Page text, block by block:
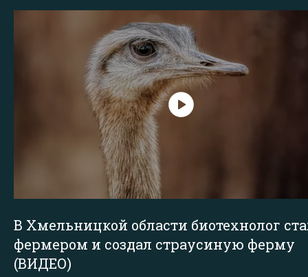
В Хмельницкой области биотехнолог
фермером и создал страусиную ферму
(ВИДЕО)